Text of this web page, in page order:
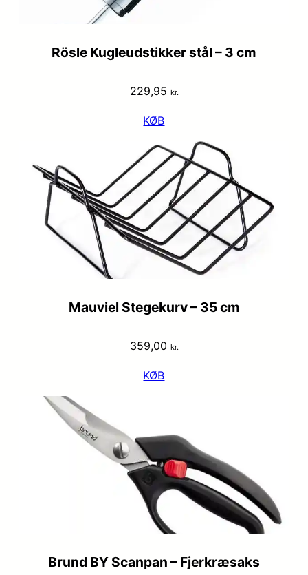
Rösle Kugleudstikker stål – 3 cm
229,95 kr.
KØB
Mauviel Stegekurv – 35 cm
359,00 kr.
KØB
Brund BY Scanpan – Fjerkræsaks